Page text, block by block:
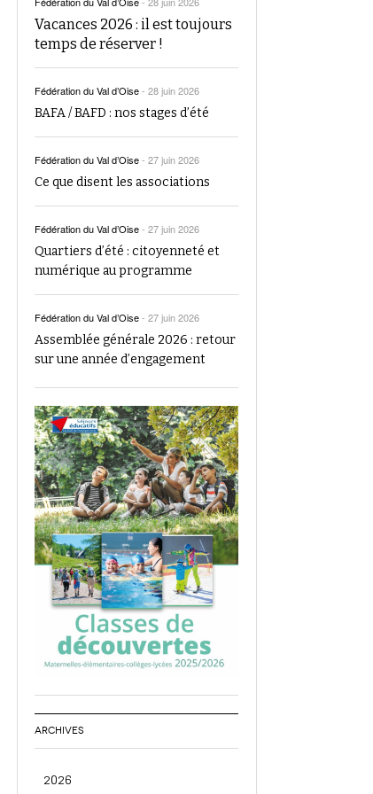
Vacances 2026 : il est toujours
temps de réserver !
Fédération du Val d’Oise- 28 juin 2026
BAFA / BAFD : nos stages d’été
Fédération du Val d’Oise- 27 juin 2026
Ce que disent les associations
Fédération du Val d’Oise- 27 juin 2026
Quartiers d’été : citoyenneté et
numérique au programme
Fédération du Val d’Oise- 27 juin 2026
Assemblée générale 2026 : retour
sur une année d’engagement
ARCHIVES
2026